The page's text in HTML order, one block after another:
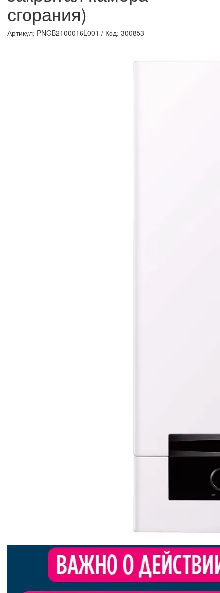
сгорания)
Артикул: PNGB2100016L001 / Код: 300853